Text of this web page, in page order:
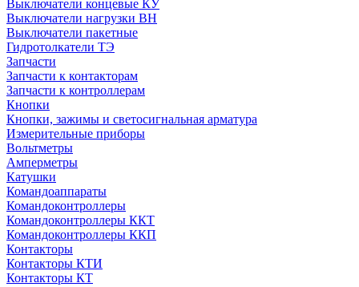
Выключатели концевые КУ
Выключатели нагрузки ВН
Выключатели пакетные
Гидротолкатели ТЭ
Запчасти
Запчасти к контакторам
Запчасти к контроллерам
Кнопки
Кнопки, зажимы и светосигнальная арматура
Измерительные приборы
Вольтметры
Амперметры
Катушки
Командоаппараты
Командоконтроллеры
Командоконтроллеры ККТ
Командоконтроллеры ККП
Контакторы
Контакторы КТИ
Контакторы КТ